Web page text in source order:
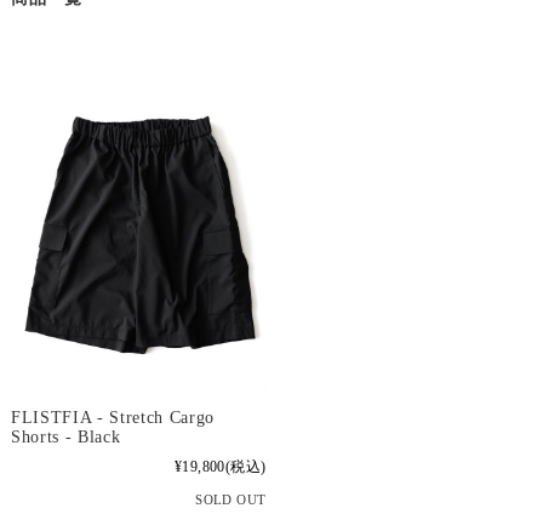
FLISTFIA - Stretch Cargo
Shorts - Black
¥19,800(税込)
SOLD OUT